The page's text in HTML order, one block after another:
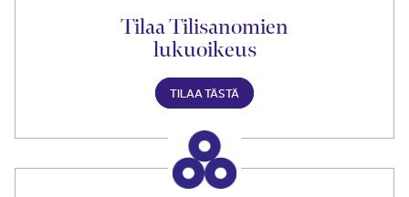
Tilaa Tilisanomien
lukuoikeus
TILAA TÄSTÄ